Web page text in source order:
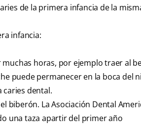
de la primera infancia de la
infancia:
horas, por ejemplo traer al
puede permanecer en la boca
caries dental.
biberón. La Asociación Dental
una taza apartir del primer año